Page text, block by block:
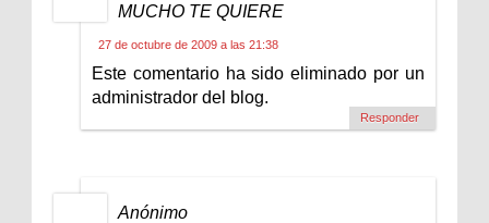
MUCHO TE QUIERE
27 de octubre de 2009 a las 21:38
Este comentario ha sido eliminado por un
administrador del blog.
Responder
Anónimo